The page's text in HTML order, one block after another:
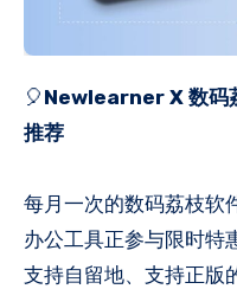
🎈 Newlearner X 数码
推荐
每月一次的数码荔枝软
办公工具正参与限时特
支持自留地、支持正版